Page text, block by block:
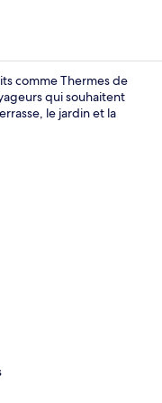
comme Thermes de
qui souhaitent
le jardin et la